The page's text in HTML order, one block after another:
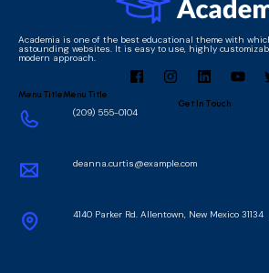
Academia is one of the best educational theme with
astounding websites. It is easy to use, highly
modern approach.
Menu TitleMenu Title
Get In Touch
(209) 555-0104
deanna.curtis@example.com
4140 Parker Rd. Allentown, New Mexico 31134